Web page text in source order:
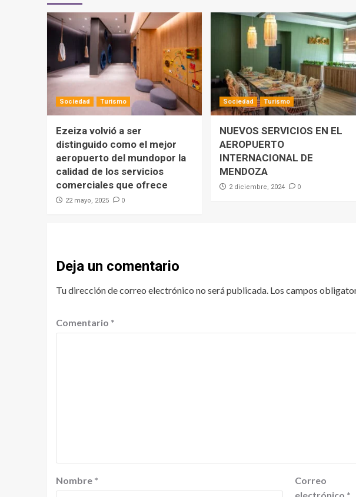
Sociedad Turismo
Ezeiza volvió a ser
distinguido como el mejor
aeropuerto del mundopor la
calidad de los servicios
comerciales que ofrece
22 mayo, 2025 0
Sociedad Turismo
NUEVOS SERVICIOS EN EL
AEROPUERTO
INTERNACIONAL DE
MENDOZA
2 diciembre, 2024 0
Deja un comentario
Tu dirección de correo electrónico no será publicada. Los campos
Comentario *
Nombre *
Correo
electrónico *